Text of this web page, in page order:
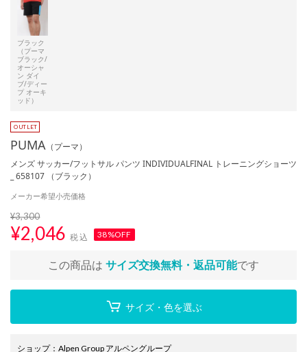
ブラック
（プーマ
ブラック/
オーシャ
ン ダイ
ブ/ディー
プ オーキ
ッド）
PUMA （プーマ）
メンズ サッカー/フットサル パンツ INDIVIDUALFINAL トレーニングショーツ
_ 658107 （ブラック）
メーカー希望小売価格
¥3,300
¥2,046 税込 38%OFF
この商品は サイズ交換無料・返品可能です
サイズ・色を選ぶ
ショップ： Alpen Group アルペングループ